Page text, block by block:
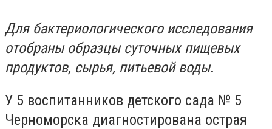
Для бактериологического исследования
отобраны образцы суточных пищевых
продуктов, сырья, питьевой воды.
У 5 воспитанников детского сада № 5
Черноморска диагностирована острая